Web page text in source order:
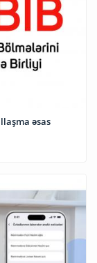
əsas